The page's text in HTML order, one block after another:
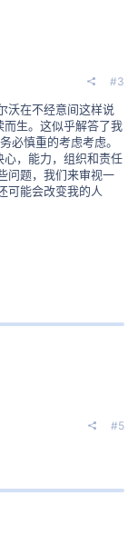
#3
沃在不经意间这样说
生。这似乎解答了我
必慎重的考虑考虑。
，能力，组织和责任
问题，我们来审视一
可能会改变我的人
#5